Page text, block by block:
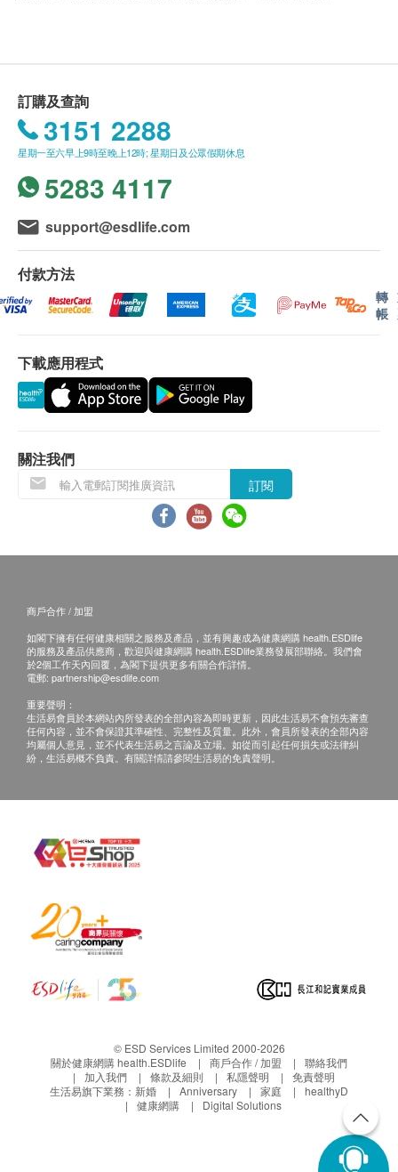
訂購及查詢
3151 2288
星期一至六早上9時至晚上12時; 星期日及公眾假期休息
5283 4117
support@esdlife.com
付款方法
轉
帳
下載應用程式
關注我們
訂閱
商戶合作 / 加盟
如閣下擁有任何健康相關之服務及產品，並有興趣成為健康網購 health.ESDlife
的服務及產品供應商，歡迎與健康網購 health.ESDlife業務發展部聯絡。我們會
於2個工作天內回覆，為閣下提供更多有關合作詳情。
電郵: partnership@esdlife.com
重要聲明：
生活易會員於本網站內所發表的全部內容為即時更新，因此生活易不會預先審查
任何內容，並不會保證其準確性、完整性及質量。此外，會員所發表的全部內容
均屬個人意見，並不代表生活易之言論及立場。如從而引起任何損失或法律糾
紛，生活易概不負責。有關詳情請參閱生活易的免責聲明。
© ESD Services Limited 2000-2026
關於健康網購 health.ESDlife
商戶合作 / 加盟
聯絡我們
加入我們
條款及細則 私隱聲明
免責聲明
生活易旗下業務： 新婚 Anniversary 家庭
healthyD
健康網購
Digital Solutions